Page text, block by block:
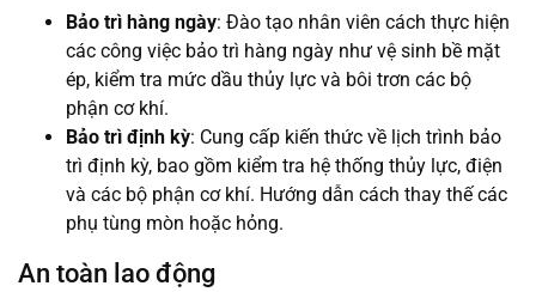
Bảo trì hàng ngày: Đào tạo nhân viên cách thực hiện
các công việc bảo trì hàng ngày như vệ sinh bề mặt
ép, kiểm tra mức dầu thủy lực và bôi trơn các bộ
phận cơ khí.
Bảo trì định kỳ: Cung cấp kiến thức về lịch trình bảo
trì định kỳ, bao gồm kiểm tra hệ thống thủy lực, điện
và các bộ phận cơ khí. Hướng dẫn cách thay thế các
phụ tùng mòn hoặc hỏng.
An toàn lao động